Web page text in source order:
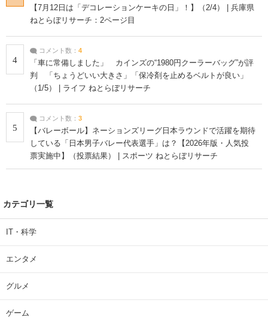
【7月12日は「デコレーションケーキの日」！】（2/4） | 兵庫県
ねとらぼリサーチ：2ページ目
4
コメント数： 4
「車に常備しました」 カインズの“1980円クーラーバッグ”が評
判 「ちょうどいい大きさ」「保冷剤を止めるベルトが良い」
（1/5） | ライフ ねとらぼリサーチ
5
コメント数： 3
【バレーボール】ネーションズリーグ日本ラウンドで活躍を期待
している「日本男子バレー代表選手」は？【2026年版・人気投
票実施中】（投票結果） | スポーツ ねとらぼリサーチ
カテゴリ一覧
IT・科学
エンタメ
グルメ
ゲーム